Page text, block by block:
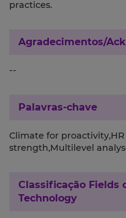
practices.
Agradecimentos/
--
Palavras-chave
Climate for proactivity,HR
strength,Multilevel
Classificação Fields
Technology